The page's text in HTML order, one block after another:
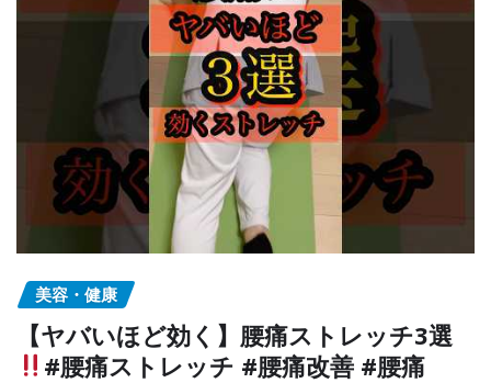
美容・健康
【ヤバいほど効く】腰痛ストレッチ3選
#腰痛ストレッチ #腰痛改善 #腰痛